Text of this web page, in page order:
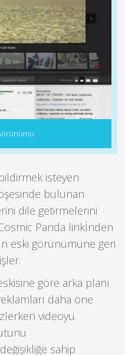
isteyen
bulunan
dile getirmelerini
Panda linkİnden
eski görünümüne geri
göre arka planı
daha öne
videoyu
sahip